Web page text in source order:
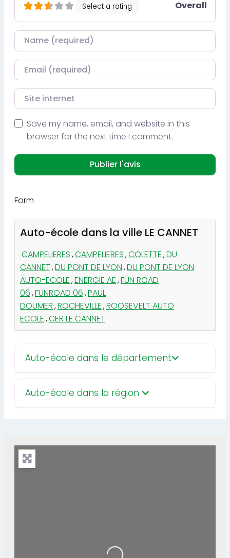
Select a rating Overall
Nom
Courriel
Site internet
Save my name, email, and website in this
browser for the next time I comment.
Form
Auto-école dans la ville LE CANNET
CAMPELIERES,CAMPELIERES,COLETTE,DU
CANNET,DU PONT DE LYON,DU PONT DE LYON
AUTO-ECOLE,ENERGIE AE,FUN ROAD
06,FUNROAD 06,PAUL
DOUMER,ROCHEVILLE,ROOSEVELT AUTO
ECOLE,CER LE CANNET
Auto-école dans le département
Auto-école dans la région
Loading...